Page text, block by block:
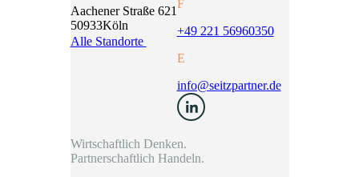
Aachener Straße 621
50933Köln
Alle Standorte
F
+49 221 56960350
E
info@seitzpartner.de
Wirtschaftlich Denken.
Partnerschaftlich Handeln.